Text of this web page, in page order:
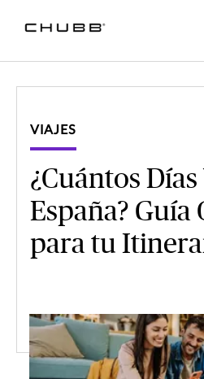
VIAJES
¿Cuántos
España? Guía
para tu